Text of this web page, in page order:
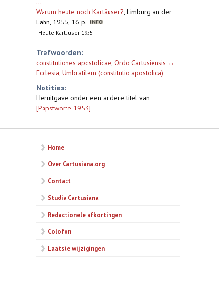
Warum heute noch Kartäuser?, Limburg an der
Lahn, 1955, 16 p.
[Heute Kartäuser 1955]
Trefwoorden:
constitutiones apostolicae, Ordo Cartusiensis ↔
Ecclesia, Umbratilem (constitutio apostolica)
Notities:
Heruitgave onder een andere titel van
[Papstworte 1953].
Home
Over Cartusiana.org
Contact
Studia Cartusiana
Redactionele afkortingen
Colofon
Laatste wijzigingen